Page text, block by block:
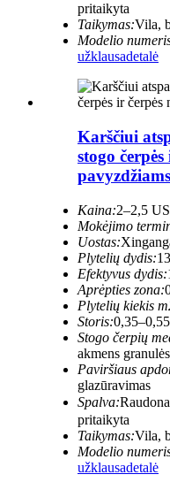
pritaikyta
Taikymas:Vila,
Modelio
užklausadetalė
Karščiui
stogo
pavyzdžiams
Kaina:2–2,5
Mokėjimo
Uostas:
Plytelių dydis:
Efektyvus dydis:
Aprėpties zona:
Plytelių kiekis
Storis:
Stogo čerpių
akmens granulės
Paviršiaus
glazūravimas
Spalva:
pritaikyta
Taikymas:Vila,
Modelio
užklausadetalė